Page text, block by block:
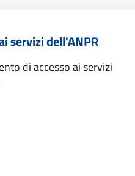
servizi dell'ANPR
di accesso ai servizi